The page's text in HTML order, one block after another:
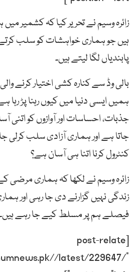
زائرہ وسیم نے تحریر کیا کہ کشمیر
ہیں جو ہماری خواہشات کو سلب کرتے
پابندیاں لگا لیتے ہیں۔
بالی وڈ سے کنارہ کشی اختیار کرنے
ہمیں ایسی دنیا میں کیوں رہنا پڑ
جذبات، احساسات اور آوازوں کو اتنی
جاتا ہے اور ہماری آزادی سلب کرلی
کنٹرول کرنا اتنا ہی آسان ہے؟
زائرہ وسیم نے لکھا کہ ہماری مرضی
زندگی نہیں گزارنے دی جا رہی اور
فیصلے ہم پر مسلط کیے جا رہے
[post-relate
latest/229647/”